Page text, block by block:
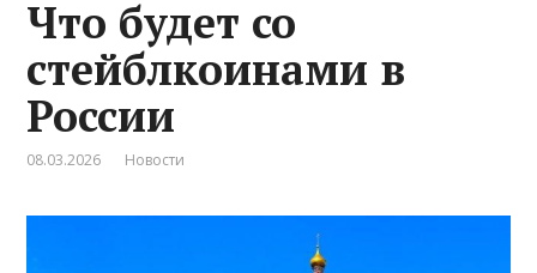
Что будет со
стейблкоинами в
России
08.03.2026 Новости